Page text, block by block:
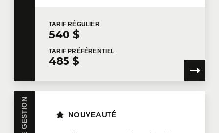
TARIF RÉGULIER
540 $
TARIF PRÉFÉRENTIEL
485 $
NOUVEAUTÉ